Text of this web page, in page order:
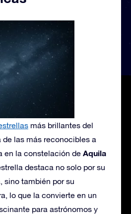
más brillantes del
las más reconocibles a
en la constelación de Aquila
destaca no solo por su
sino también por su
lo que la convierte en un
para astrónomos y